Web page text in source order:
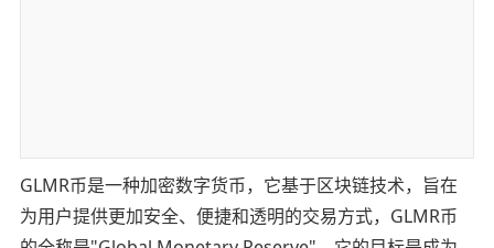
GLMR币是一种加密数字货币，它基于区块链技术，旨在
为用户提供更加安全、便捷和透明的交易方式，GLMR币